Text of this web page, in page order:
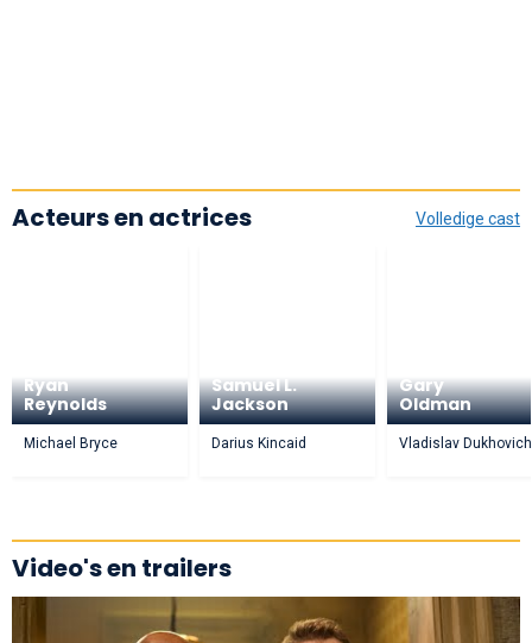
Volledige cast
Acteurs en actrices
Ryan
Reynolds
Michael Bryce
Samuel L.
Jackson
Darius Kincaid
Gary
Oldman
Vladislav Dukhovich
Video's en trailers